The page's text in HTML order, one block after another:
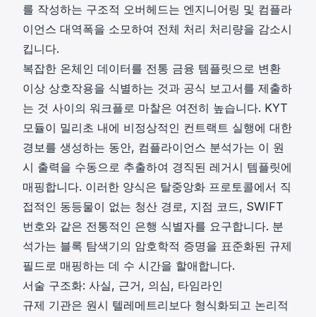
를 작성하는 구조적 오버헤드는 엔지니어링 및 컴플라
이언스 대역폭을 소모하여 전체 처리 처리량을 감소시
킵니다.
복잡한 온체인 데이터를 전통 금융 템플릿으로 변환
이상 상호작용을 식별하는 것과 공식 보고서를 제출하
는 것 사이의 워크플로 마찰은 여전히 높습니다. KYT
모듈이 밀리초 내에 비정상적인 컨트랙트 실행에 대한
경보를 생성하는 동안, 컴플라이언스 분석가는 이 원
시 출력을 수동으로 추출하여 경직된 레거시 템플릿에
매핑합니다. 이러한 양식은 탈중앙화 프로토콜에서 직
접적인 동등물이 없는 청산 경로, 지점 코드, SWIFT
번호와 같은 전통적인 은행 식별자를 요구합니다. 분
석가는 블록 탐색기의 암호학적 증명을 표준화된 규제
필드로 매핑하는 데 수 시간을 할애합니다.
서술 구조화: 사실, 근거, 의심, 타임라인
규제 기관은 원시 텔레메트리보다 형식화되고 논리적